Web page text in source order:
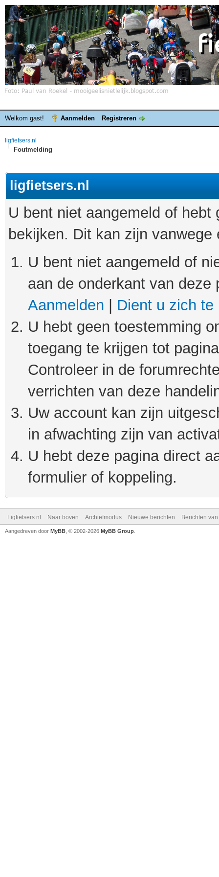
Welkom gast! Aanmelden Registreren
ligfietsers.nl
Foutmelding
ligfietsers.nl
U bent niet aangemeld of
bekijken. Dit kan zijn
U bent niet aangemeld of
aan de onderkant van
Aanmelden
Dient u zich te
U hebt geen toestemming
toegang te krijgen tot
Controleer in de
verrichten van deze
Uw account kan zijn
in afwachting zijn van
U hebt deze pagina direct
formulier of koppeling.
Ligfietsers.nl Naar boven Archiefmodus Nieuwe berichten Berichten
Aangedreven door MyBB , © 2002-2026 MyBB Group